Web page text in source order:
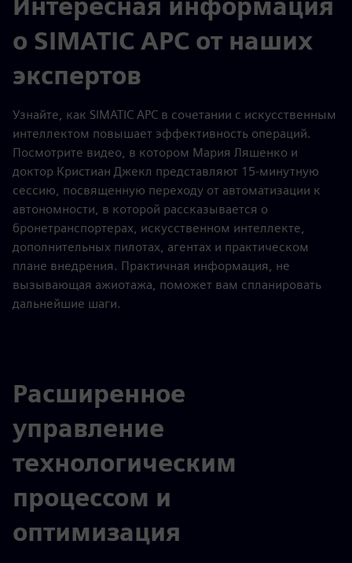
о SIMATIC APC от наших
экспертов
Узнайте, как SIMATIC APC в сочетании с искусственным
интеллектом повышает эффективность операций.
Посмотрите видео, в котором Мария Ляшенко и
доктор Кристиан Джекл представляют 15-минутную
сессию, посвященную переходу от автоматизации к
автономности, в которой рассказывается о
бронетранспортерах, искусственном интеллекте,
дополнительных пилотах, агентах и практическом
плане внедрения. Практичная информация, не
вызывающая ажиотажа, поможет вам спланировать
дальнейшие шаги.
Расширенное
управление
технологическим
процессом и
оптимизация